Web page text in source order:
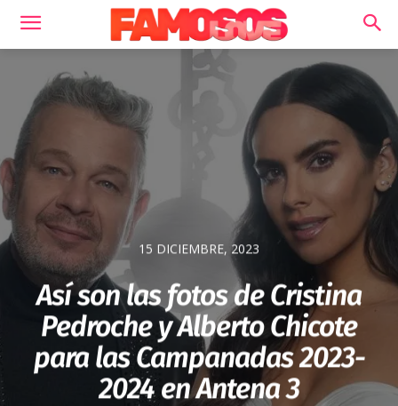
15 DICIEMBRE, 2023
Así son las fotos de Cristina
Pedroche y Alberto Chicote
para las Campanadas 2023-
2024 en Antena 3